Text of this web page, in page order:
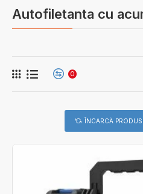
Autofiletanta cu
0
ÎNCARCĂ